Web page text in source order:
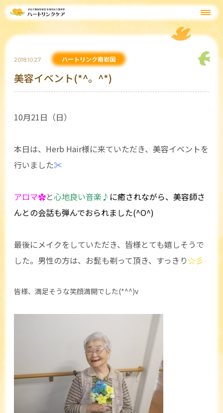
2018.10.27 ハートリンク南岩国
美容イベント(*^。^*)
10月21日（日）
本日は、Herb Hair様に来ていただき、美容イベントを
行いました✂
アロマ✿と心地良い音楽♪ に癒されながら、美容師さ
んとの会話も弾んでおられました(^O^)
最後にメイクをしていただき、皆様とても嬉しそうで
した。男性の方は、お髭も剃って頂き、すっきり☆彡
皆様、満足そうな笑顔満開でした(*^^)v